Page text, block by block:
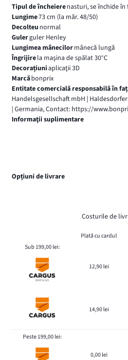
Tipul de încheierenasturi, se închide în
Lungime73 cm (la măr. 48/50)
Decolteu normal
Gulerguler Henley
Lungimea mânecilormânecă lungă
Îngrijirela maşina de spălat 30°C
Decorațiuniaplicaţii 3D
Marcăbonprix
Entitate comercială responsabilă în
Handelsgesellschaft mbH |
| Germania, Contact: https://
Informaţii suplimentare
Opțiuni de livrare
Costurile de
Plată cu cardul
Sub 199,00 lei:
12,90 lei
14,90 lei
Peste 199,00 lei:
0,00 lei